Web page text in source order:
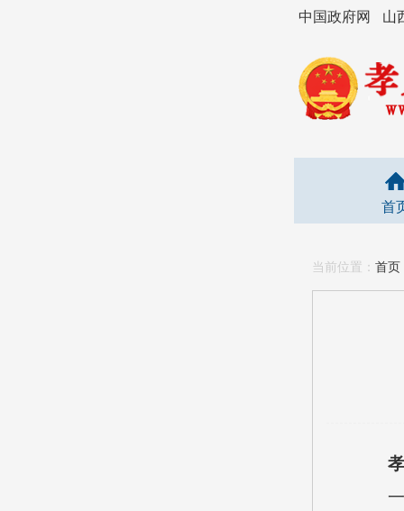
中国政府网 山
首
当前位置： 首页
一